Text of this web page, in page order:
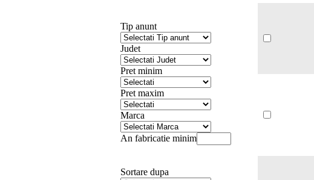
Tip anunt
Judet
Pret minim
Pret maxim
Marca
An fabricatie minim
Sortare dupa